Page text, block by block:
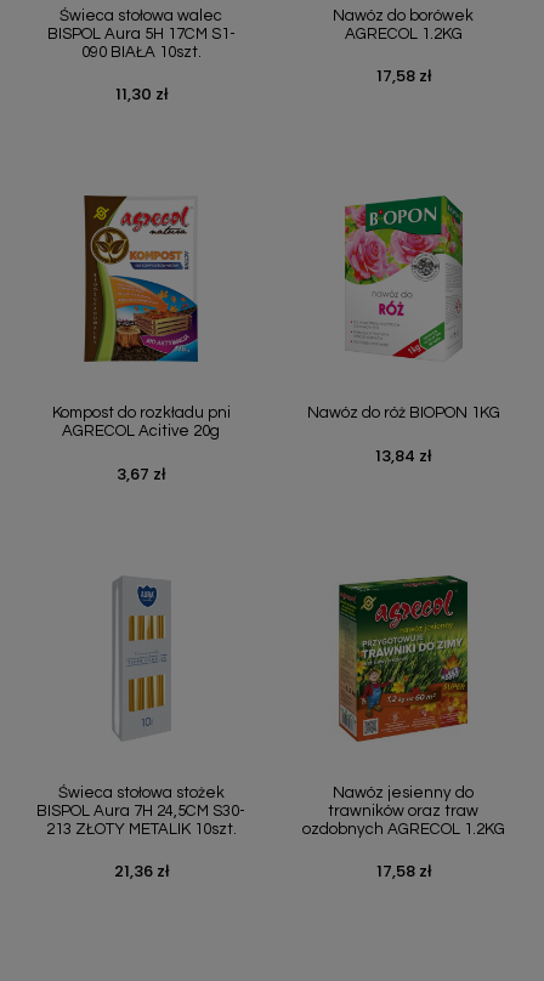
Świeca stołowa walec
BISPOL Aura 5H 17CM S1-
090 BIAŁA 10szt.
Cena
11,30 zł
Nawóz do borówek
AGRECOL 1.2KG
Cena
17,58 zł
Kompost do rozkładu pni
AGRECOL Acitive 20g
Cena
3,67 zł
Nawóz do róż BIOPON 1KG
Cena
13,84 zł
Świeca stołowa stożek
BISPOL Aura 7H 24,5CM S30-
213 ZŁOTY METALIK 10szt.
Cena
21,36 zł
Nawóz jesienny do
trawników oraz traw
ozdobnych AGRECOL 1.2KG
Cena
17,58 zł